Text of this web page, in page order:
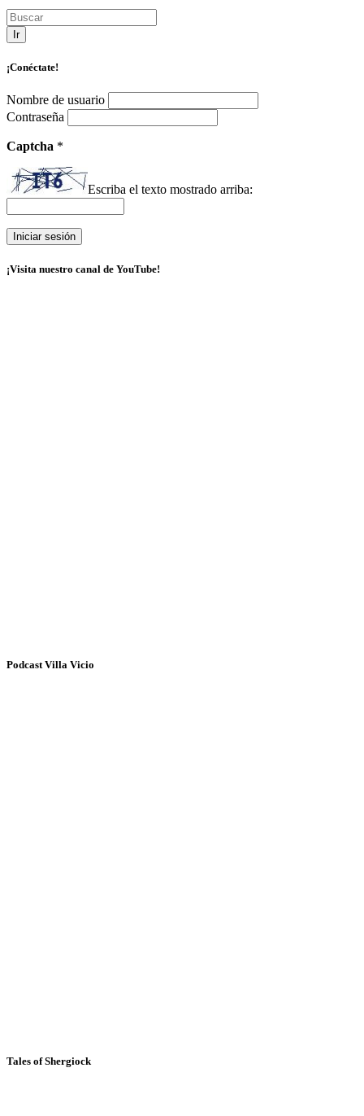
Ir
¡Conéctate!
Nombre de usuario
Contraseña
Captcha *
Escriba el texto mostrado arriba:
¡Visita nuestro canal de YouTube!
Podcast Villa Vicio
Tales of Shergiock